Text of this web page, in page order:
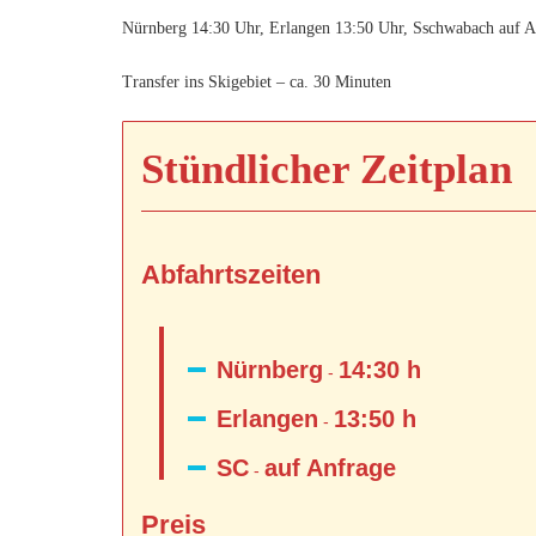
Nürnberg 14:30 Uhr, Erlangen 13:50 Uhr, Sschwabach auf
Transfer ins Skigebiet – ca. 30 Minuten
Stündlicher Zeitplan
Abfahrtszeiten
Nürnberg - 14:30 h
Erlangen - 13:50 h
SC - auf Anfrage
Preis